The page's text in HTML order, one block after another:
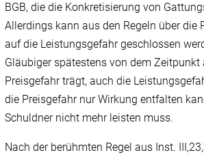
BGB, die die Konkretisierung von
Allerdings kann aus den Regeln über die
auf die Leistungsgefahr geschlossen
Gläubiger spätestens von dem Zeitpunkt
Preisgefahr trägt, auch die
die Preisgefahr nur Wirkung entfalten
Schuldner nicht mehr leisten muss.
Nach der berühmten Regel aus Inst.